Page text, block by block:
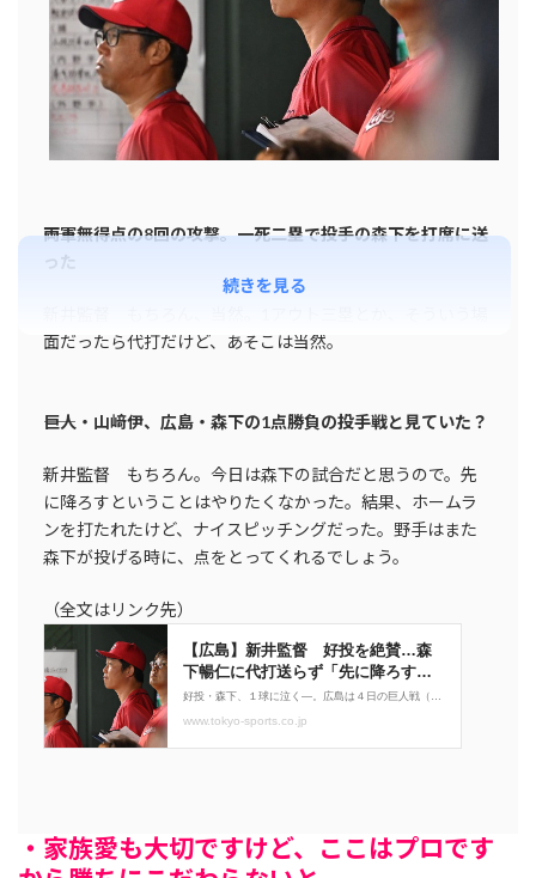
――両軍無得点の8回の攻撃。一死二塁で投手の森下を打席に送
った
面だったら代打だけど、あそこは当然。
――巨人・山﨑伊、広島・森下の1点勝負の投手戦と見ていた？
新井監督 もちろん。今日は森下の試合だと思うので。先
に降ろすということはやりたくなかった。結果、ホームラ
ンを打たれたけど、ナイスピッチングだった。野手はまた
森下が投げる時に、点をとってくれるでしょう。
（全文はリンク先）
・家族愛も大切ですけど、ここはプロです
続きを見る